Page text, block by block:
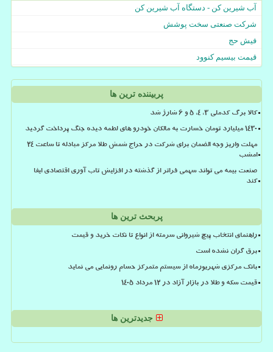
آب شیرین کن - دستگاه آب شیرین کن
شرکت صنعتی سخت پوشش
فیش حج
قیمت بیسیم کنوود
پربیننده ترین ها
کالا برگ کدملی 3، 4، 5 و 6 شارژ شد
۱۴۳۰ میلیارد تومان خسارت به مالکان خودرو های لطمه دیده جنگ پرداخت گردید
مهلت واریز وجه الضمان برای شرکت در حراج شمش طلا مرکز مبادله تا ساعت ۲۴
امشب
صنعت بیمه می تواند سهمی فراتر از گذشته در افزایش تاب آوری اقتصادی ایفا
کند
پربحث ترین ها
راهنمای انتخاب پیچ شیروانی سرمته از انواع تا نکات خرید و قیمت
برق گران نشده است
بانک مرکزی شهریورماه از سیستم متمرکز حسام رونمایی می نماید
قیمت سکه و طلا در بازار آزاد در ۱۲ مرداد ۱۴۰۵
جدیدترین ها